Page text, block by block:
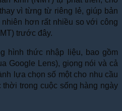
vì từng từ riêng lẻ, giúp bản
hơn rất nhiều so với công
trước đây.
hình thức nhập liệu, bao gồm
Google Lens), giọng nói và cả
lựa chọn số một cho nhu cầu
trong cuộc sống hàng ngày